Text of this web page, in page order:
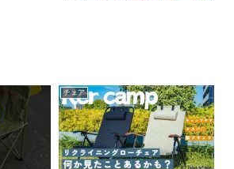
チェア